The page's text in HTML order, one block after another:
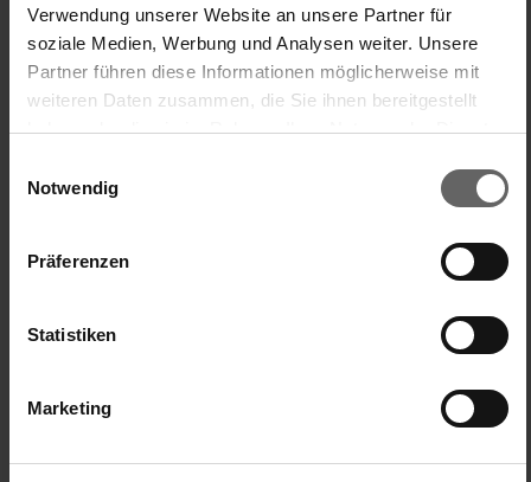
Verwendung unserer Website an unsere Partner für
soziale Medien, Werbung und Analysen weiter. Unsere
Partner führen diese Informationen möglicherweise mit
weiteren Daten zusammen, die Sie ihnen bereitgestellt
haben oder die sie im Rahmen Ihrer Nutzung der Dienste
Cookies, wenn Sie unsere Webseite weiterhin nutzen.
Notwendig
Präferenzen
Statistiken
Marketing
Einfache Handhabung/Bedienung
5
Preis-/Leistungsverhältnis
1
Produktqualität
War diese Bewertung hilfreich? vor 2 Jahren
Verified Customer